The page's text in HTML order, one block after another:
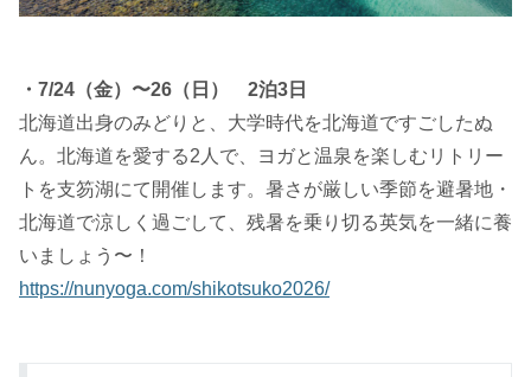
・7/24（金）〜26（日）
2泊3日
北海道出身のみどりと、大学時代を北海道ですごしたぬ
ん。北海道を愛する2人で、ヨガと温泉を楽しむリトリー
トを支笏湖にて開催します。暑さが厳しい季節を避暑地・
北海道で涼しく過ごして、残暑を乗り切る英気を一緒に養
いましょう〜！
https://nunyoga.com/shikotsuko2026/